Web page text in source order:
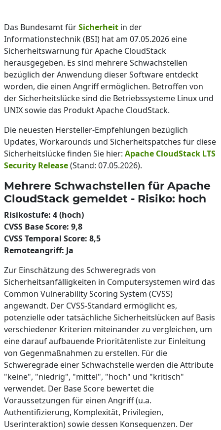
Das Bundesamt fürSicherheit in der
Informationstechnik (BSI) hat am 07.05.2026 eine
Sicherheitswarnung für Apache CloudStack
herausgegeben. Es sind mehrere Schwachstellen
bezüglich der Anwendung dieser Software entdeckt
worden, die einen Angriff ermöglichen. Betroffen von
der Sicherheitslücke sind die Betriebssysteme Linux und
UNIX sowie das Produkt Apache CloudStack.
Die neuesten Hersteller-Empfehlungen bezüglich
Updates, Workarounds und Sicherheitspatches für diese
Sicherheitslücke finden Sie hier: Apache CloudStack LTS
Security Release(Stand: 07.05.2026).
Mehrere Schwachstellen für Apache
CloudStack gemeldet - Risiko: hoch
Risikostufe: 4 (hoch)
CVSS Base Score: 9,8
CVSS Temporal Score: 8,5
Remoteangriff: Ja
Zur Einschätzung des Schweregrads von
Sicherheitsanfälligkeiten in Computersystemen wird das
Common Vulnerability Scoring System (CVSS)
angewandt. Der CVSS-Standard ermöglicht es,
potenzielle oder tatsächliche Sicherheitslücken auf Basis
verschiedener Kriterien miteinander zu vergleichen, um
eine darauf aufbauende Prioritätenliste zur Einleitung
von Gegenmaßnahmen zu erstellen. Für die
Schweregrade einer Schwachstelle werden die Attribute
"keine", "niedrig", "mittel", "hoch" und "kritisch"
verwendet. Der Base Score bewertet die
Voraussetzungen für einen Angriff (u.a.
Authentifizierung, Komplexität, Privilegien,
Userinteraktion) sowie dessen Konsequenzen. Der